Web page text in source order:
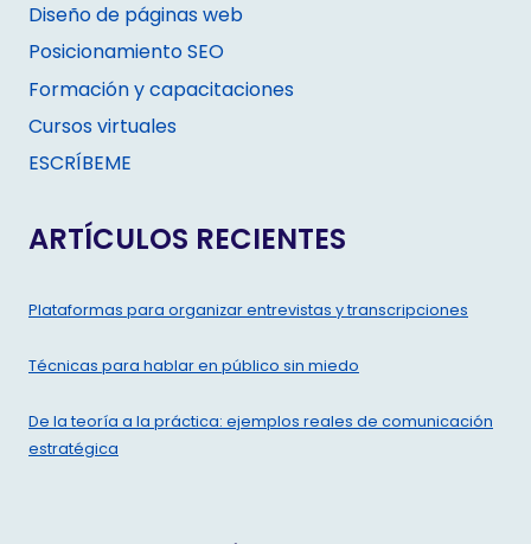
Diseño de páginas web
Posicionamiento SEO
Formación y capacitaciones
Cursos virtuales
ESCRÍBEME
ARTÍCULOS RECIENTES
Plataformas para organizar entrevistas y transcripciones
Técnicas para hablar en público sin miedo
De la teoría a la práctica: ejemplos reales de comunicación
estratégica